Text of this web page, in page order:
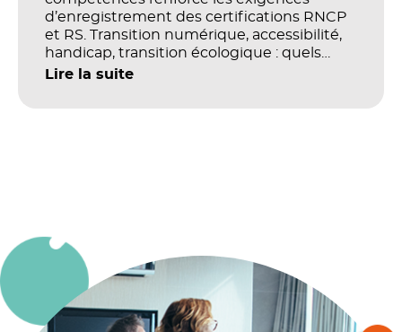
d’enregistrement des certifications RNCP
et RS. Transition numérique, accessibilité,
handicap, transition écologique : quels
impacts concrets pour les référentiels dans
Lire la suite